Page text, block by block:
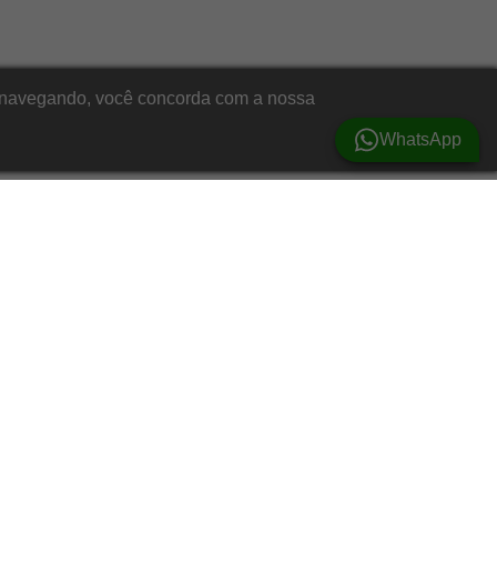
você concorda com a nossa
WhatsApp